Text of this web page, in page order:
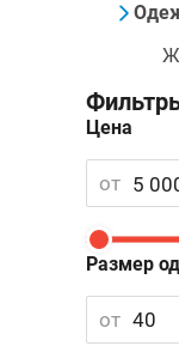
Цена
от
Размер
от